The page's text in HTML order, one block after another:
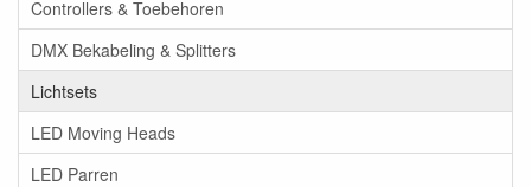
Controllers & Toebehoren
DMX Bekabeling & Splitters
Lichtsets
LED Moving Heads
LED Parren